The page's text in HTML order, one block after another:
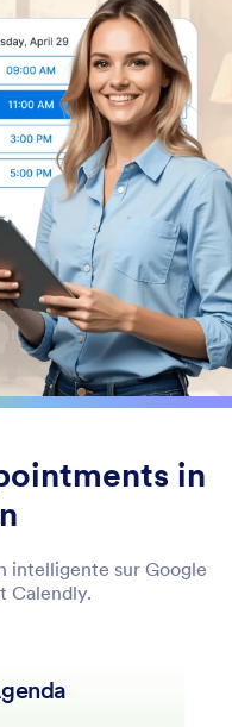
in
intelligente sur Google
Calendly.